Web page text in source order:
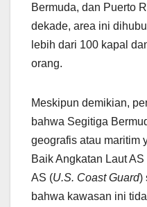
Bermuda, dan Puerto
dekade, area ini
lebih dari 100 kapal
orang.
Meskipun demikian,
bahwa Segitiga
geografis atau maritim
Baik Angkatan Laut
AS (U.S. Coast Guard)
bahwa kawasan ini